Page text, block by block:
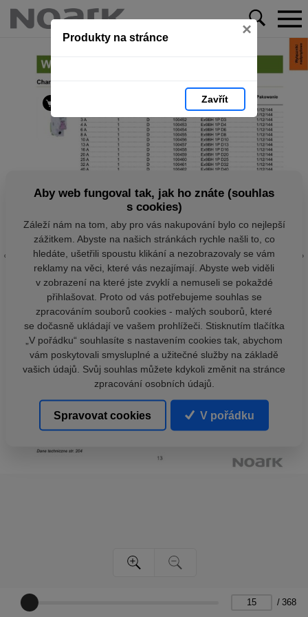
Produkty na stránce ×
Zavřít
/ 368
Aby web fungoval tak, jak ho znáte (souhlas
s cookies)
Záleží nám na tom, aby pro vás nakupování bylo co nejlepší
zážitkem. Abyste na našich stránkách rychle našli to, co
hledáte, ušetřili spoustu klikání a nezobrazovaly se vám
reklamy na věci, které vás nezajímají. Abyste web viděli
v zobrazení na které jste zvyklí a nemuseli se pokaždé
přihlašovat. Proto od vás potřebujeme souhlas se
zpracováním souborů cookies - malých souborů, které
se dočasně ukládají ve vašem prohlížeči. Stisknutím tlačítka
„V pořádku“ souhlasíte s nastavením cookies tak, abychom
vám poskytovali smysluplné a užitečné služby na základě
vašich údajů. Svůj souhlas můžete kdykoli změnit na stránce
zpracování osobních údajů.
Spravovat cookies V pořádku